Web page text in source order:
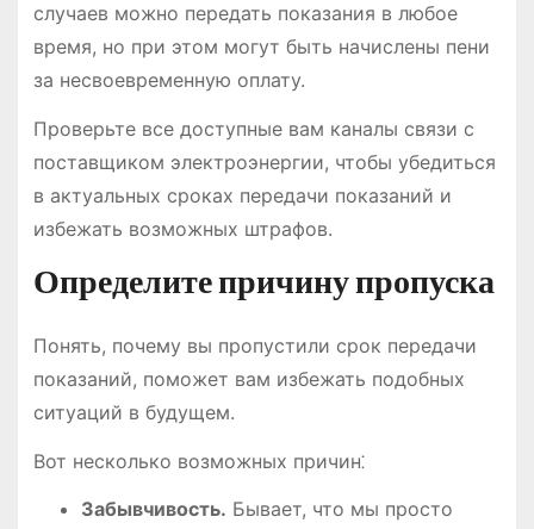
случаев можно передать показания в любое
время, но при этом могут быть начислены пени
за несвоевременную оплату.
Проверьте все доступные вам каналы связи с
поставщиком электроэнергии, чтобы убедиться
в актуальных сроках передачи показаний и
избежать возможных штрафов.
Определите причину пропуска
Понять, почему вы пропустили срок передачи
показаний, поможет вам избежать подобных
ситуаций в будущем.
Вот несколько возможных причин⁚
Забывчивость. Бывает, что мы просто